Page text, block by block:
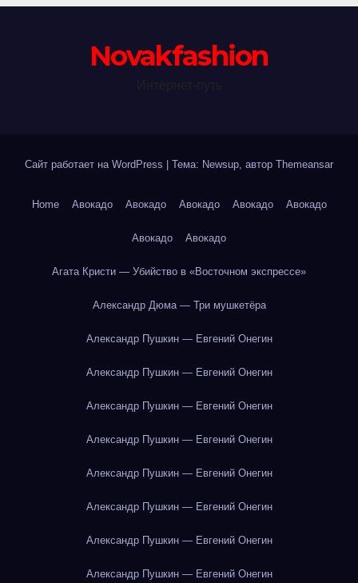
Novakfashion
Сайт работает на WordPress Тема: Newsup, автор Themeansar
Home Авокадо Авокадо Авокадо Авокадо Авокадо
Авокадо Авокадо
Агата Кристи — Убийство в «Восточном экспрессе»
Александр Дюма — Три мушкетёра
Александр Пушкин — Евгений Онегин
Александр Пушкин — Евгений Онегин
Александр Пушкин — Евгений Онегин
Александр Пушкин — Евгений Онегин
Александр Пушкин — Евгений Онегин
Александр Пушкин — Евгений Онегин
Александр Пушкин — Евгений Онегин
Александр Пушкин — Евгений Онегин